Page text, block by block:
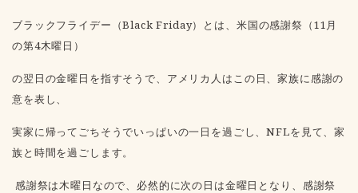
ブラックフライデー（Black Friday）とは、 米国の感謝祭（11月
の第4木曜日）
の翌日の金曜日 を指すそうで、 アメリカ人はこの日、家族に感謝の
意を表し、
実家に帰ってごちそうでいっぱいの一日を過ごし、NFLを見て、家
族と時間を過ごします。
感謝祭は木曜日なので、必然的に次の日は金曜日となり、感謝祭